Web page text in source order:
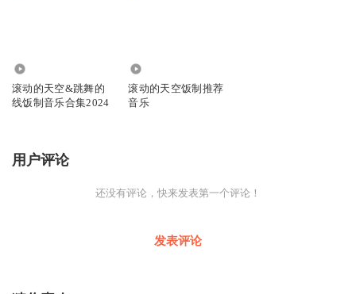
滚动的天空&跳舞的
线饭制音乐合集2024
滚动的天空饭制推荐
音乐
用户评论
还没有评论，快来发表第一个评论！
发表评论